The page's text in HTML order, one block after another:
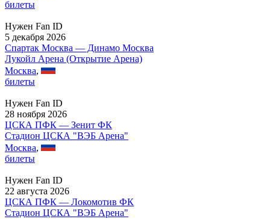
билеты
Нужен Fan ID
5 декабря 2026
Спартак Москва — Динамо Москва
Лукойл Арена (Открытие Арена)
Москва,
билеты
Нужен Fan ID
28 ноября 2026
ЦСКА ПФК — Зенит ФК
Стадион ЦСКА "ВЭБ Арена"
Москва,
билеты
Нужен Fan ID
22 августа 2026
ЦСКА ПФК — Локомотив ФК
Стадион ЦСКА "ВЭБ Арена"